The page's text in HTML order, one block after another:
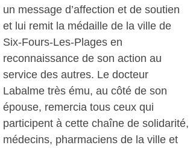
un message d’affection et de soutien
et lui remit la médaille de la ville de
Six-Fours-Les-Plages en
reconnaissance de son action au
service des autres. Le docteur
Labalme très ému, au côté de son
épouse, remercia tous ceux qui
participent à cette chaîne de solidarité,
médecins, pharmaciens de la ville et